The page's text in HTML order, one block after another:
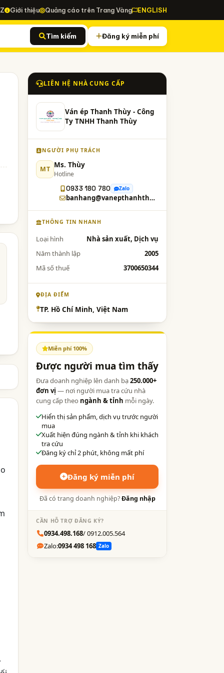
Giới thiệu Quảng cáo trên Trang Vàng ENGLISH
Tìm kiếm Đăng ký miễn phí
LIÊN HỆ NHÀ CUNG CẤP
Ván ép Thanh Thùy - Công
Ty TNHH Thanh Thùy
NGƯỜI PHỤ TRÁCH
MT Ms. Thùy
Hotline
0933 180 780
Zalo
banhang@vanepthanhthuy.com
THÔNG TIN NHANH
Loại hình
Nhà sản xuất, Dịch vụ
Năm thành lập
2005
Mã số thuế
3700650344
ĐỊA ĐIỂM
TP. Hồ Chí Minh, Việt Nam
Miễn phí 100%
Được người mua tìm thấy
Đưa doanh nghiệp lên danh bạ250.000+
đơn vị — nơi người mua tra cứu nhà
cung cấp theo ngành & tỉnh mỗi ngày.
Hiển thị sản phẩm, dịch vụ trước người
mua
Xuất hiện đúng ngành & tỉnh khi khách
tra cứu
Đăng ký chỉ 2 phút, không mất phí
Đăng ký miễn phí
Đã có trang doanh nghiệp?Đăng nhập
CẦN HỖ TRỢ ĐĂNG KÝ?
0934.498.168/ 0912.005.564
Zalo:0934 498 168 Zalo